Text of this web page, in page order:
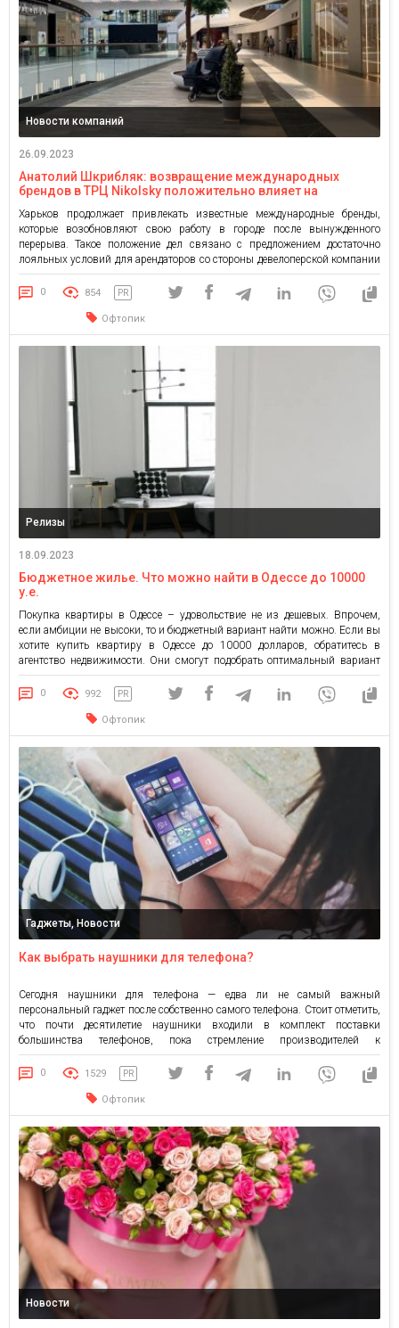
Новости компаний
26.09.2023
Анатолий Шкрибляк: возвращение международных
брендов в ТРЦ Nikolsky положительно влияет на
Харьков продолжает привлекать известные международные бренды,
которые возобновляют свою работу в городе после вынужденного
перерыва. Такое положение дел связано с предложением достаточно
лояльных условий для арендаторов со стороны девелоперской компании
Budhouse Group. В марте 2023 года в ТРЦ Nikolsky открылся магазин
немецкого бренда New Yorker, а в апреле — сеть SportLife. В мае в торговом
0 854 PR
Офтопик
Релизы
18.09.2023
Бюджетное жилье. Что можно найти в Одессе до 10000
у.е.
Покупка квартиры в Одессе – удовольствие не из дешевых. Впрочем,
если амбиции не высоки, то и бюджетный вариант найти можно. Если вы
хотите купить квартиру в Одессе до 10000 долларов, обратитесь в
агентство недвижимости. Они смогут подобрать оптимальный вариант
под индивидуальный запрос, чтобы вы могли как можно быстрее
заселиться в новое жилье. Что можно купить? […]
0 992 PR
Офтопик
Гаджеты, Новости
Как выбрать наушники для телефона?
Сегодня наушники для телефона — едва ли не самый важный
персональный гаджет после собственно самого телефона. Стоит отметить,
что почти десятилетие наушники входили в комплект поставки
большинства телефонов, пока стремление производителей к
оптимизации затрат не изменило эту тенденцию, хотя подавалось это
под соусом «даем людям возможность самостоятельно выбирать».
Следует признать, что в определенной степени это […]
0 1529 PR
Офтопик
Новости